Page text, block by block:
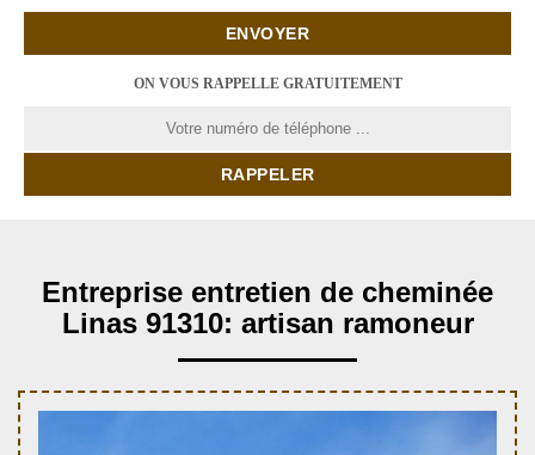
ON VOUS RAPPELLE GRATUITEMENT
Entreprise entretien de cheminée
Linas 91310: artisan ramoneur